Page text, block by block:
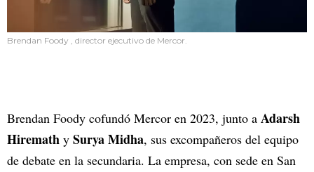
Brendan Foody , director ejecutivo de Mercor.
Brendan Foody cofundó Mercor en 2023, junto a Adarsh
Hiremath y Surya Midha, sus excompañeros del equipo
de debate en la secundaria. La empresa, con sede en San